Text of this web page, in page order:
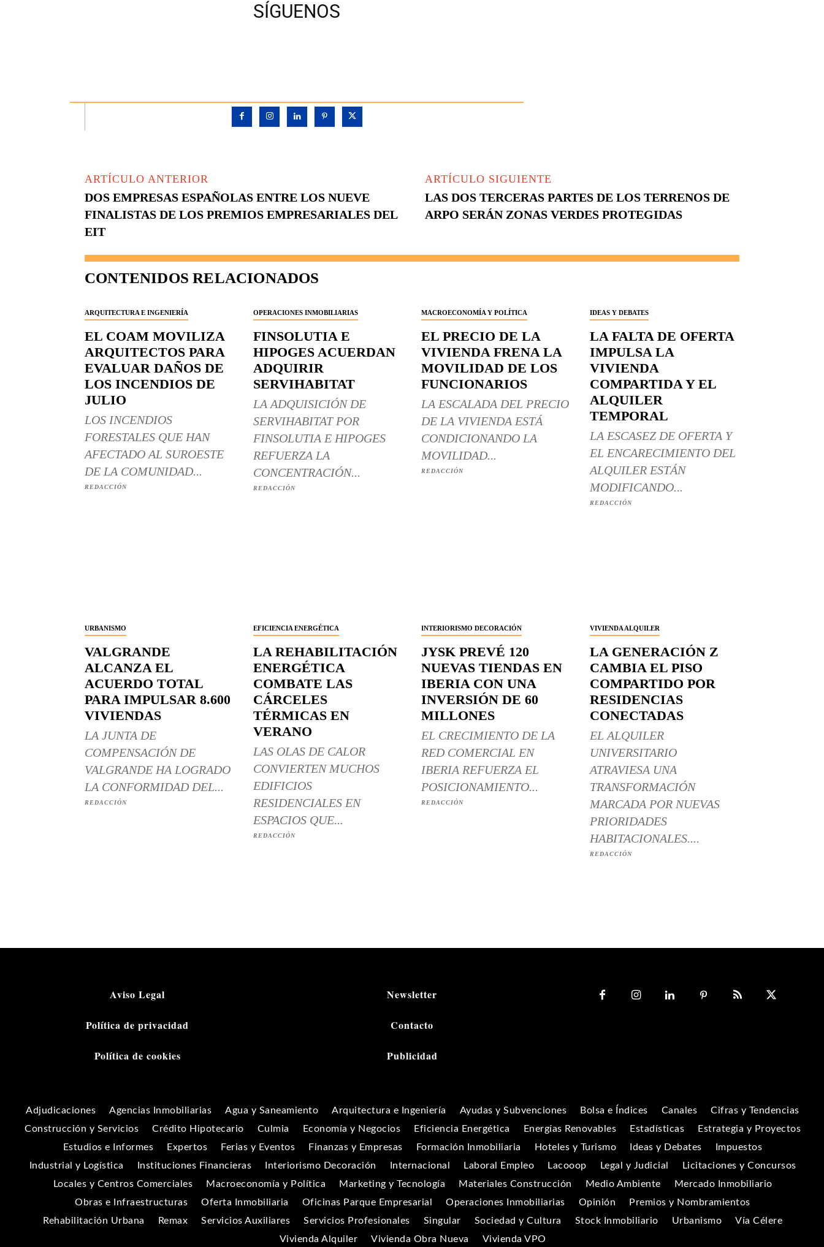
SÍGUENOS
ARTÍCULO ANTERIOR
DOS EMPRESAS ESPAÑOLAS ENTRE LOS NUEVE
FINALISTAS DE LOS PREMIOS EMPRESARIALES DEL
EIT
ARTÍCULO SIGUIENTE
LAS DOS TERCERAS PARTES DE LOS TERRENOS DE
ARPO SERÁN ZONAS VERDES PROTEGIDAS
CONTENIDOS RELACIONADOS
ARQUITECTURA E INGENIERÍA
EL COAM MOVILIZA
ARQUITECTOS PARA
EVALUAR DAÑOS DE
LOS INCENDIOS DE
JULIO
LOS INCENDIOS
FORESTALES QUE HAN
AFECTADO AL SUROESTE
DE LA COMUNIDAD...
REDACCIÓN
OPERACIONES INMOBILIARIAS
FINSOLUTIA E
HIPOGES ACUERDAN
ADQUIRIR
SERVIHABITAT
LA ADQUISICIÓN DE
SERVIHABITAT POR
FINSOLUTIA E HIPOGES
REFUERZA LA
CONCENTRACIÓN...
REDACCIÓN
MACROECONOMÍA Y POLÍTICA
EL PRECIO DE LA
VIVIENDA FRENA LA
MOVILIDAD DE LOS
FUNCIONARIOS
LA ESCALADA DEL PRECIO
DE LA VIVIENDA ESTÁ
CONDICIONANDO LA
MOVILIDAD...
REDACCIÓN
IDEAS Y DEBATES
LA FALTA DE OFERTA
IMPULSA LA
VIVIENDA
COMPARTIDA Y EL
ALQUILER
TEMPORAL
LA ESCASEZ DE OFERTA Y
EL ENCARECIMIENTO DEL
ALQUILER ESTÁN
MODIFICANDO...
REDACCIÓN
URBANISMO
VALGRANDE
ALCANZA EL
ACUERDO TOTAL
PARA IMPULSAR 8.600
VIVIENDAS
LA JUNTA DE
COMPENSACIÓN DE
VALGRANDE HA LOGRADO
LA CONFORMIDAD DEL...
REDACCIÓN
EFICIENCIA ENERGÉTICA
LA REHABILITACIÓN
ENERGÉTICA
COMBATE LAS
CÁRCELES
TÉRMICAS EN
VERANO
LAS OLAS DE CALOR
CONVIERTEN MUCHOS
EDIFICIOS
RESIDENCIALES EN
ESPACIOS QUE...
REDACCIÓN
INTERIORISMO DECORACIÓN
JYSK PREVÉ 120
NUEVAS TIENDAS EN
IBERIA CON UNA
INVERSIÓN DE 60
MILLONES
EL CRECIMIENTO DE LA
RED COMERCIAL EN
IBERIA REFUERZA EL
POSICIONAMIENTO...
REDACCIÓN
VIVIENDA ALQUILER
LA GENERACIÓN Z
CAMBIA EL PISO
COMPARTIDO POR
RESIDENCIAS
CONECTADAS
EL ALQUILER
UNIVERSITARIO
ATRAVIESA UNA
TRANSFORMACIÓN
MARCADA POR NUEVAS
PRIORIDADES
HABITACIONALES....
REDACCIÓN
Aviso Legal
Política de privacidad
Política de cookies
Newsletter
Contacto
Publicidad
Adjudicaciones Agencias Inmobiliarias Agua y Saneamiento Arquitectura e Ingeniería Ayudas y Subvenciones Bolsa e Índices Canales
Cifras y Tendencias
Construcción y Servicios
Crédito Hipotecario Culmia Economía y Negocios Eficiencia Energética Energías Renovables Estadísticas
Estrategia y Proyectos
Estudios e Informes
Expertos Ferias y Eventos Finanzas y Empresas Formación Inmobiliaria Hoteles y Turismo Ideas y Debates
Impuestos
Industrial y Logística
Instituciones Financieras Interiorismo Decoración Internacional Laboral Empleo Lacooop Legal y Judicial
Licitaciones y Concursos
Locales y Centros Comerciales
Macroeconomía y Política Marketing y Tecnología Materiales Construcción Medio Ambiente
Mercado Inmobiliario
Obras e Infraestructuras
Oferta Inmobiliaria Oficinas Parque Empresarial Operaciones Inmobiliarias Opinión
Premios y Nombramientos
Rehabilitación Urbana
Remax Servicios Auxiliares Servicios Profesionales Singular Sociedad y Cultura Stock Inmobiliario Urbanismo
Vía Célere
Vivienda Alquiler
Vivienda Obra Nueva Vivienda VPO